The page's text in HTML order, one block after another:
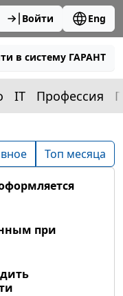
Войти Eng
в систему ГАРАНТ
IT Профессия
Топ месяца
при